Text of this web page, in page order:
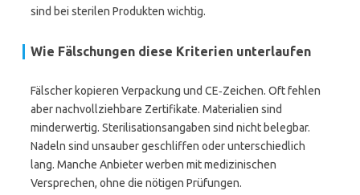
sind bei sterilen Produkten wichtig.
Wie Fälschungen diese Kriterien unterlaufen
Fälscher kopieren Verpackung und CE‑Zeichen. Oft fehlen
aber nachvollziehbare Zertifikate. Materialien sind
minderwertig. Sterilisationsangaben sind nicht belegbar.
Nadeln sind unsauber geschliffen oder unterschiedlich
lang. Manche Anbieter werben mit medizinischen
Versprechen, ohne die nötigen Prüfungen.